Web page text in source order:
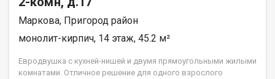
Маркова, Пригород район
монолит-кирпич, 14 этаж, 45.2 м²
Евродвушка с кухней-нишей и двумя прямоугольными жилыми
комнатами. Отличное решение для одного взрослого